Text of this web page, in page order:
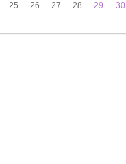
25 26 27 28 29
30